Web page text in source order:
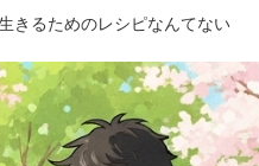
きるためのレシピなんてない